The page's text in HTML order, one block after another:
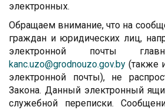
электронных.
Обращаем внимание, что на
граждан и юридических лиц,
электронной почты
kanc.uzo@grodnouzo.gov.by (также
электронной почты), не
Закона. Данный электронный
служебной переписки.